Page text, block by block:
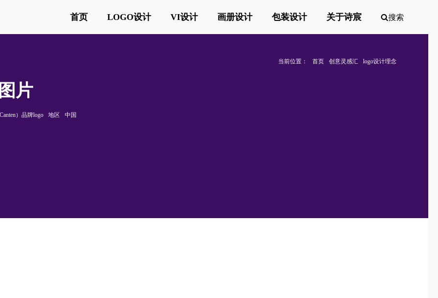
首页 LOGO设计 VI设计 画册设计 包装设计 关于诗宸 搜索
当前位置： 首页 创意灵感汇
logo设计理念
片
）品牌logo 地区 中国